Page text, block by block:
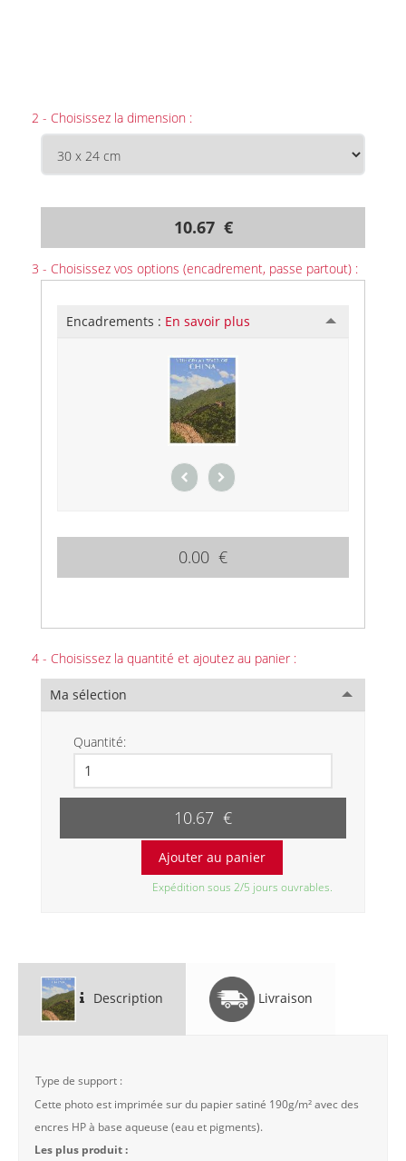
2 - Choisissez la dimension :
10.67 €
3 - Choisissez vos options (encadrement, passe partout) :
Encadrements : En savoir plus
0.00 €
4 - Choisissez la quantité et ajoutez au panier :
Ma sélection
Quantité:
10.67 €
Expédition sous 2/5 jours ouvrables.
Description Livraison
Type de support :
Cette photo est imprimée sur du papier satiné 190g/m² avec des
encres HP à base aqueuse (eau et pigments).
Les plus produit :